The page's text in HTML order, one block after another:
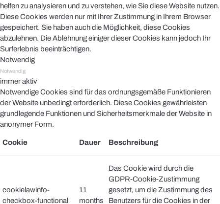
helfen zu analysieren und zu verstehen, wie Sie diese Website nutzen.
Diese Cookies werden nur mit Ihrer Zustimmung in Ihrem Browser
gespeichert. Sie haben auch die Möglichkeit, diese Cookies
abzulehnen. Die Ablehnung einiger dieser Cookies kann jedoch Ihr
Surferlebnis beeinträchtigen.
Notwendig
Notwendig
immer aktiv
Notwendige Cookies sind für das ordnungsgemäße Funktionieren
der Website unbedingt erforderlich. Diese Cookies gewährleisten
grundlegende Funktionen und Sicherheitsmerkmale der Website in
anonymer Form.
Cookie Dauer Beschreibung
cookielawinfo-
checkbox-functional
11
months
Das Cookie wird durch die
GDPR-Cookie-Zustimmung
gesetzt, um die Zustimmung des
Benutzers für die Cookies in der